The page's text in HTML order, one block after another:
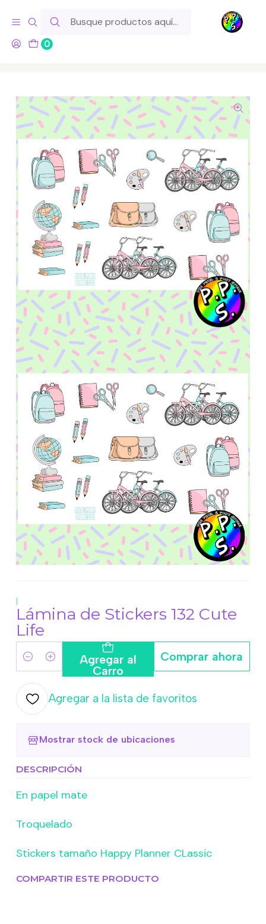
0
Hola! Si tu pedido incluye productos de fabricación propia,
ten en cuenta este tiempo para el despacho
Inicio Lo Hacemos Nosotros
|
Lámina de Stickers 132 Cute
Life
Cantidad Agregar al
Carro
Comprar ahora
Agregar a la lista de favoritos
Mostrar stock de ubicaciones
DESCRIPCIÓN
En papel mate
Troquelado
Stickers tamaño Happy Planner CLassic
COMPARTIR ESTE PRODUCTO